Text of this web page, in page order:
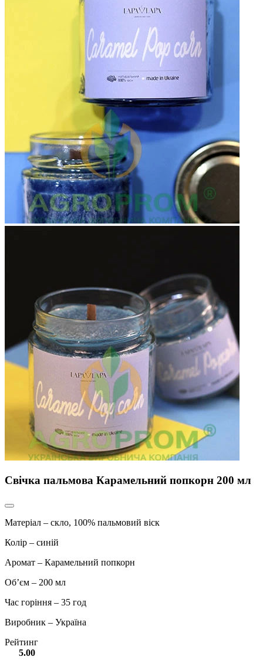
Свічка пальмова Карамельний попкорн 200 мл
Матеріал – скло, 100% пальмовий віск
Колір – синій
Аромат – Карамельний попкорн
Об’єм – 200 мл
Час горіння – 35 год
Виробник – Україна
Рейтинг
5.00